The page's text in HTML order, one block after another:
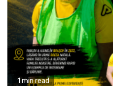
1 min read